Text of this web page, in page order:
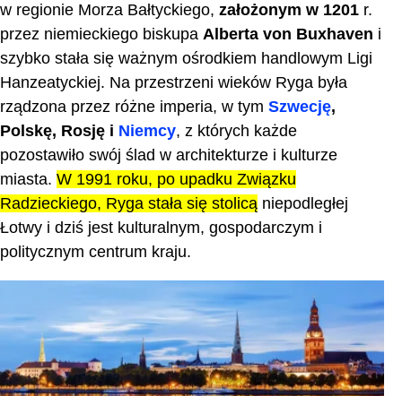
w regionie Morza Bałtyckiego, założonym w 1201 r.
przez niemieckiego biskupa Alberta von Buxhaven i
szybko stała się ważnym ośrodkiem handlowym Ligi
Hanzeatyckiej. Na przestrzeni wieków Ryga była
rządzona przez różne imperia, w tym Szwecję,
Polskę, Rosję i Niemcy, z których każde
pozostawiło swój ślad w architekturze i kulturze
miasta. W 1991 roku, po upadku Związku
Radzieckiego, Ryga stała się stolicą niepodległej
Łotwy i dziś jest kulturalnym, gospodarczym i
politycznym centrum kraju.